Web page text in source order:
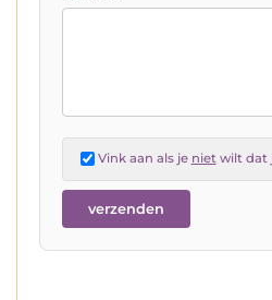
Vink aan als je nietwilt dat